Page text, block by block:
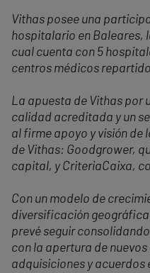
Vithas posee una
hospitalario en Baleares,
cual cuenta con 5
centros médicos
La apuesta de Vithas por
calidad acreditada y un
al firme apoyo y visión de
de Vithas: Goodgrower,
capital, y CriteriaCaixa,
Con un modelo de
diversificación
prevé seguir
con la apertura de
adquisiciones y acuerdos